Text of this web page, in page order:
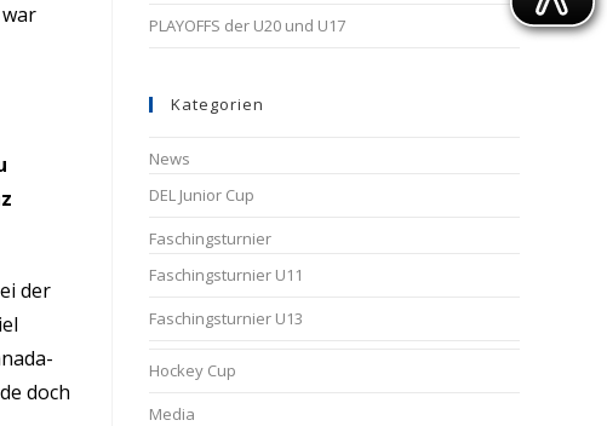
der
doch
PLAYOFFS der U20 und U17
Kategorien
News
DEL Junior Cup
Faschingsturnier
Faschingsturnier U11
Faschingsturnier U13
Hockey Cup
Media